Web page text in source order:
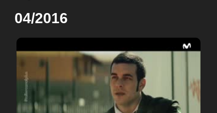
04/2016